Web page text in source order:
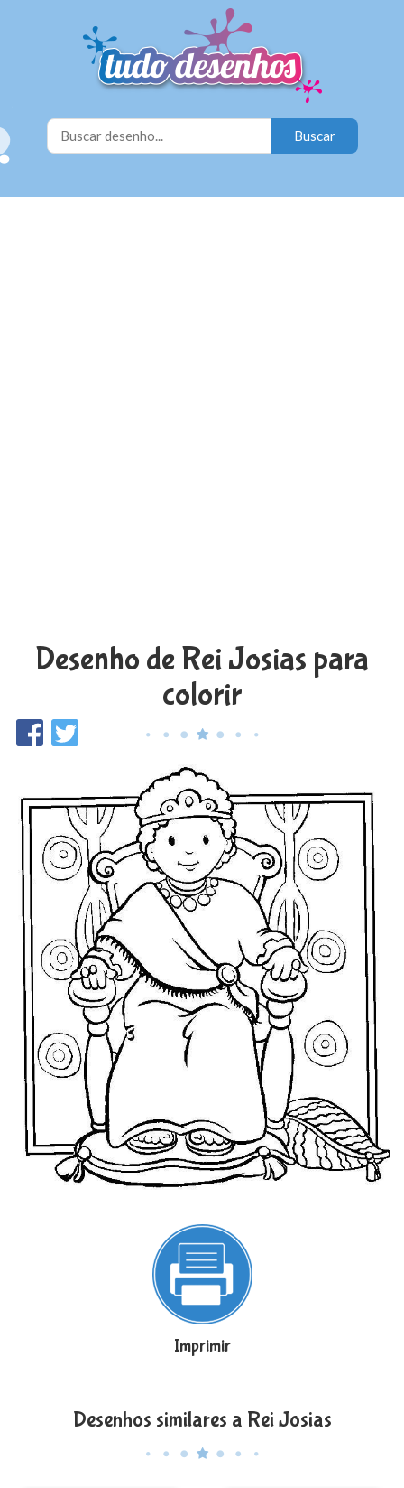
Desenho de Rei Josias para
colorir
Imprimir
Desenhos similares a Rei Josias